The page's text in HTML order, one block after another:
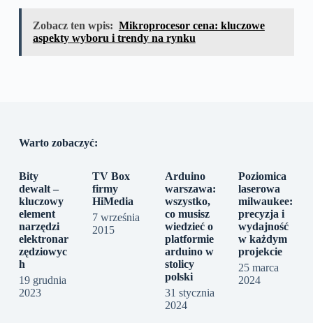
Zobacz ten wpis: Mikroprocesor cena: kluczowe
aspekty wyboru i trendy na rynku
Warto zobaczyć:
Bity
dewalt –
kluczowy
element
narzędzi
elektronar
zędziowyc
h
19 grudnia
2023
TV Box
firmy
HiMedia
7 września
2015
Arduino
warszawa:
wszystko,
co musisz
wiedzieć o
platformie
arduino w
stolicy
polski
31 stycznia
2024
Poziomica
laserowa
milwaukee:
precyzja i
wydajność
w każdym
projekcie
25 marca
2024